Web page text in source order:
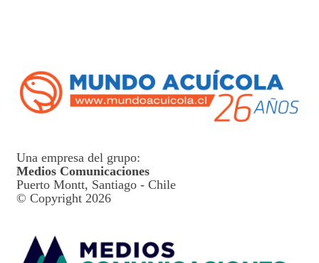
Una empresa del grupo:
Medios Comunicaciones
Puerto Montt, Santiago - Chile
© Copyright 2026